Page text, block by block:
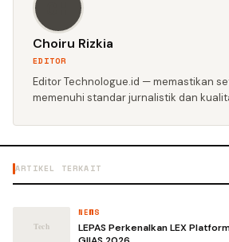
Choiru Rizkia
EDITOR
Editor Technologue.id — memastikan
memenuhi standar jurnalistik dan
ARTIKEL TERKAIT
NEWS
LEPAS Perkenalkan LEX